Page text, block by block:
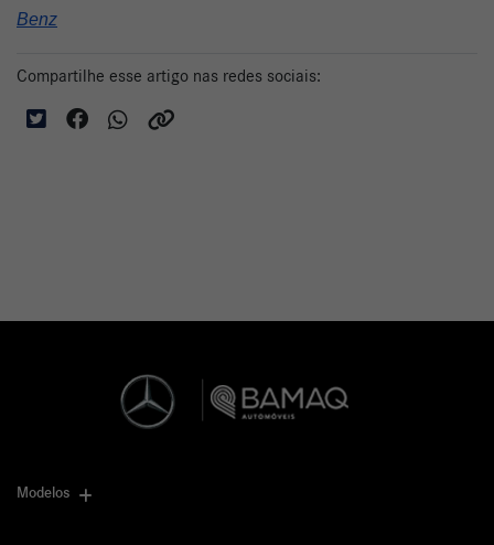
Benz
Compartilhe esse artigo nas redes sociais:
Modelos